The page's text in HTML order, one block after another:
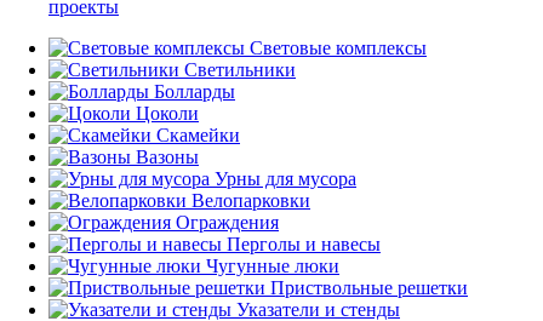
проекты
Световые комплексы
Светильники
Болларды
Цоколи
Скамейки
Вазоны
Урны для мусора
Велопарковки
Ограждения
Перголы и навесы
Чугунные люки
Приствольные решетки
Указатели и стенды